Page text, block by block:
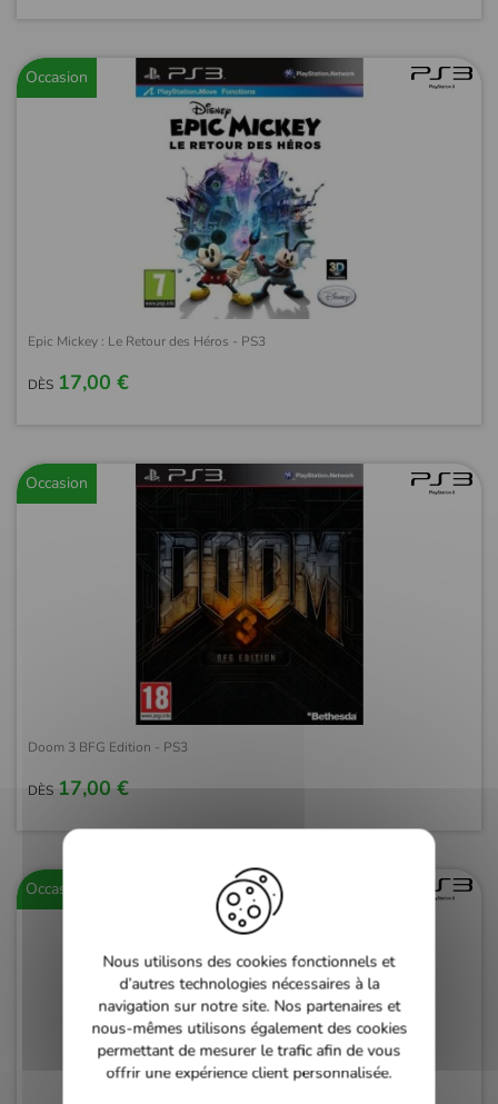
Occasion
Epic Mickey : Le Retour des Héros - PS3
DÈS 17,00 €
Occasion
Doom 3 BFG Edition - PS3
DÈS 17,00 €
Occasion
Nous utilisons des cookies fonctionnels et
d’autres technologies nécessaires à la
navigation sur notre site. Nos partenaires et
nous-mêmes utilisons également des cookies
permettant de mesurer le trafic afin de vous
offrir une expérience client personnalisée.